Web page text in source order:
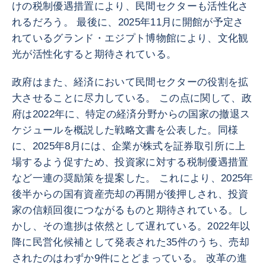
けの税制優遇措置により、民間セクターも活性化さ
れるだろう。 最後に、2025年11月に開館が予定さ
れているグランド・エジプト博物館により、文化観
光が活性化すると期待されている。
政府はまた、経済において民間セクターの役割を拡
大させることに尽力している。 この点に関して、政
府は2022年に、特定の経済分野からの国家の撤退ス
ケジュールを概説した戦略文書を公表した。同様
に、2025年8月には、企業が株式を証券取引所に上
場するよう促すため、投資家に対する税制優遇措置
など一連の奨励策を提案した。 これにより、2025年
後半からの国有資産売却の再開が後押しされ、投資
家の信頼回復につながるものと期待されている。し
かし、その進捗は依然として遅れている。2022年以
降に民営化候補として発表された35件のうち、売却
されたのはわずか9件にとどまっている。 改革の進